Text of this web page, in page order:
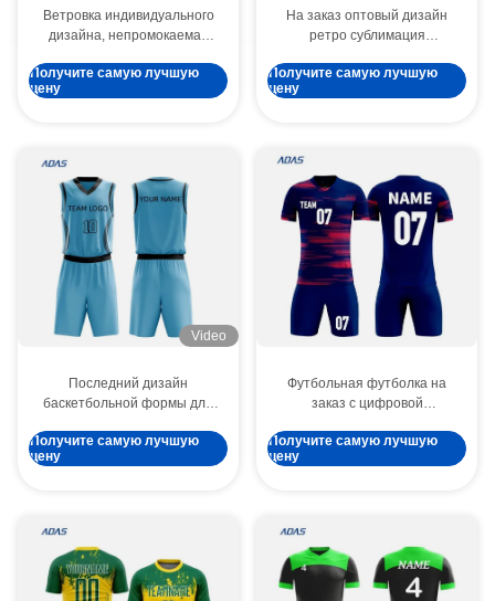
Ветровка индивидуального
дизайна, непромокаемая
водонепроницаемая
спортивная куртка для
Получите самую лучшую
цену
На заказ оптовый дизайн
ретро сублимация
одиночки жилеты набор
костюм мужчины
Получите самую лучшую
цену
Video
Последний дизайн
баскетбольной формы для
баскетбольная форма,
услуги OEM, индивидуальная
Получите самую лучшую
цену
Футбольная футболка на
заказ с цифровой
100% полиэстер, короткие
рукава, логотип спереди,
Получите самую лучшую
цену